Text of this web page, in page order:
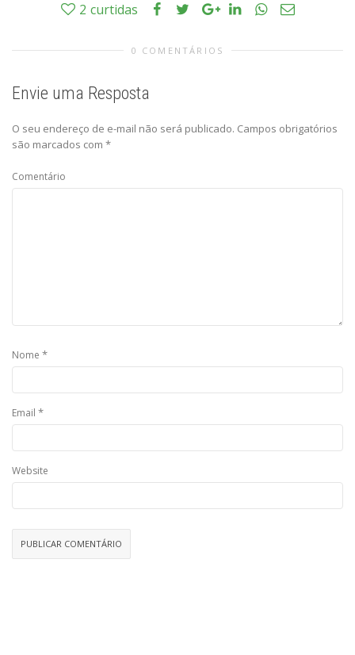
2 curtidas
0 COMENTÁRIOS
Envie uma Resposta
O seu endereço de e-mail não será publicado. Campos obrigatórios
são marcados com *
Comentário
Nome *
Email *
Website